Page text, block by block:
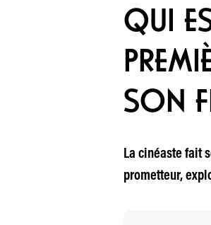
QUI
SON
La cinéaste fait
prometteur,